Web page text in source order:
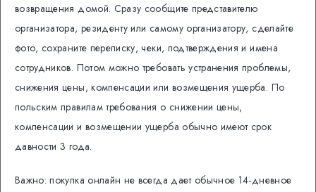
возвращения домой. Сразу сообщите представителю
организатора, резиденту или самому организатору, сделайте
фото, сохраните переписку, чеки, подтверждения и имена
сотрудников. Потом можно требовать устранения проблемы,
снижения цены, компенсации или возмещения ущерба. По
польским правилам требования о снижении цены,
компенсации и возмещении ущерба обычно имеют срок
давности 3 года.
Важно: покупка онлайн не всегда дает обычное 14-дневное